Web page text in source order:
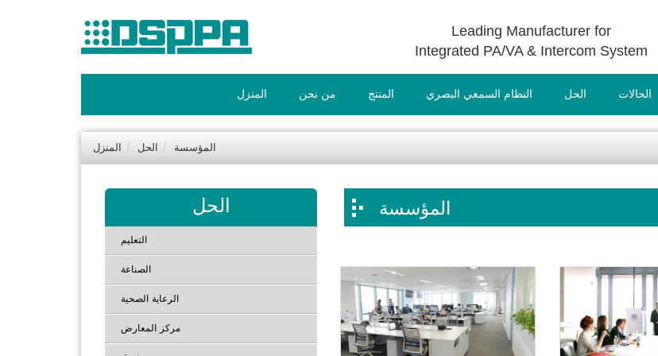
Leading Manufacturer for
Integrated PA/VA & Intercom System
المنزل من نحن المنتج النظام السمعي البصري الحل الحالات
المنزل الحل المؤسسة
الحل
التعليم
الصناعة
الرعاية الصحية
مركز المعارض
المؤسسة